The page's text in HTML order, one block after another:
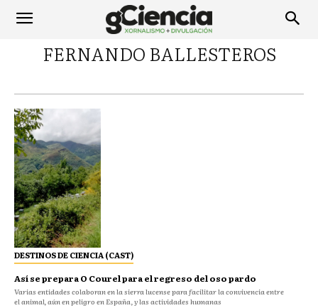
FERNANDO BALLESTEROS
DESTINOS DE CIENCIA (CAST)
Así se prepara O Courel para el regreso del oso pardo
Varias entidades colaboran en la sierra lucense para facilitar la convivencia entre
el animal, aún en peligro en España, y las actividades humanas